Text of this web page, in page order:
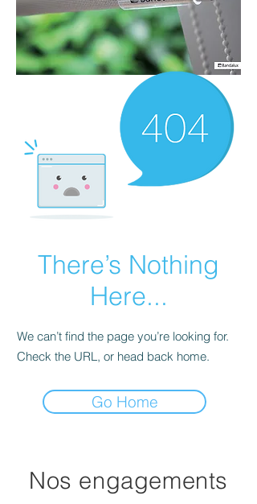
There’s Nothing
Here...
We can’t find the page you’re looking for.
Check the URL, or head back home.
Go Home
Nos engagements